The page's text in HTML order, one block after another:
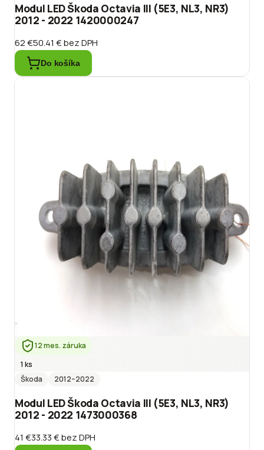
Modul LED Škoda Octavia III (5E3, NL3, NR3)
2012 - 2022 1420000247
62 €50.41 €bez DPH
Do košíka
12 mes. záruka
1 ks
Škoda
2012–2022
Modul LED Škoda Octavia III (5E3, NL3, NR3)
2012 - 2022 1473000368
41 €33.33 €bez DPH